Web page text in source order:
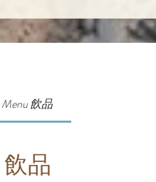
飲品
品